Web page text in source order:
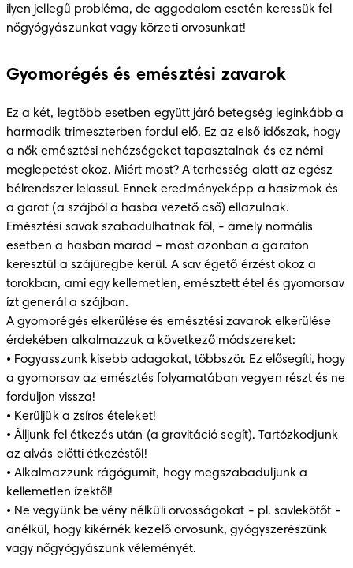
ilyen jellegű probléma, de aggodalom esetén keressük fel
nőgyógyászunkat vagy körzeti orvosunkat!
Gyomorégés és emésztési zavarok
Ez a két, legtöbb esetben együtt járó betegség leginkább a
harmadik trimeszterben fordul elő. Ez az első időszak, hogy
a nők emésztési nehézségeket tapasztalnak és ez némi
meglepetést okoz. Miért most? A terhesség alatt az egész
bélrendszer lelassul. Ennek eredményeképp a hasizmok és
a garat (a szájból a hasba vezető cső) ellazulnak.
Emésztési savak szabadulhatnak föl, - amely normális
esetben a hasban marad – most azonban a garaton
keresztül a szájüregbe kerül. A sav égető érzést okoz a
torokban, ami egy kellemetlen, emésztett étel és gyomorsav
ízt generál a szájban.
A gyomorégés elkerülése és emésztési zavarok elkerülése
érdekében alkalmazzuk a következő módszereket:
• Fogyasszunk kisebb adagokat, többször. Ez elősegíti, hogy
a gyomorsav az emésztés folyamatában vegyen részt és ne
forduljon vissza!
• Kerüljük a zsíros ételeket!
• Álljunk fel étkezés után (a gravitáció segít). Tartózkodjunk
az alvás előtti étkezéstől!
• Alkalmazzunk rágógumit, hogy megszabaduljunk a
kellemetlen ízektől!
• Ne vegyünk be vény nélküli orvosságokat - pl. savlekötőt -
anélkül, hogy kikérnék kezelő orvosunk, gyógyszerészünk
vagy nőgyógyászunk véleményét.